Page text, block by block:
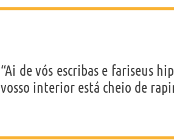
“Ai de vós escribas e fariseus
vosso interior está cheio de